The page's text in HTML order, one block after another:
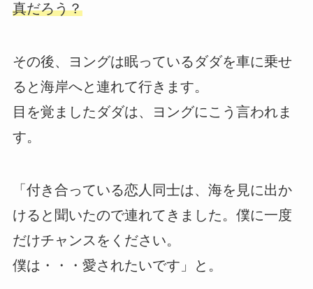
真だろう？
その後、ヨングは眠っているダダを車に乗せ
ると海岸へと連れて行きます。
目を覚ましたダダは、ヨングにこう言われま
す。
「付き合っている恋人同士は、海を見に出か
けると聞いたので連れてきました。僕に一度
だけチャンスをください。
僕は・・・愛されたいです」と。